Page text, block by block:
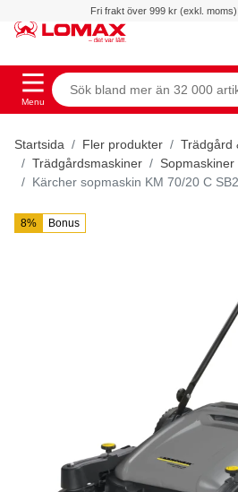
Fri frakt över 999 kr (exkl. moms)
Menu
Startsida Fler produkter
Trädgård
Trädgårdsmaskiner
Sopmaskiner
Kärcher sopmaskin KM 70/20 C SB2
8% Bonus